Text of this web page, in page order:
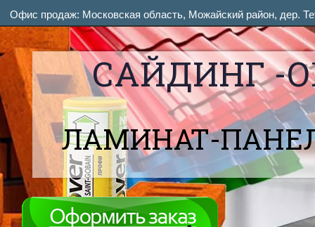
САЙДИНГ -
ЛАМИНАТ-
Офис продаж: Московская область, Можайский район, дер.